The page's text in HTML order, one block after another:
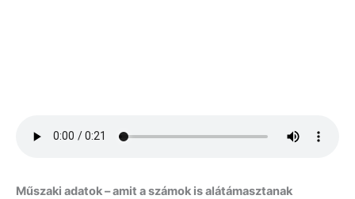
Műszaki adatok – amit a számok is alátámasztanak